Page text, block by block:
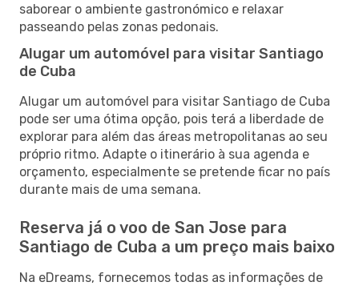
saborear o ambiente gastronómico e relaxar
passeando pelas zonas pedonais.
Alugar um automóvel para visitar Santiago
de Cuba
Alugar um automóvel para visitar Santiago de Cuba
pode ser uma ótima opção, pois terá a liberdade de
explorar para além das áreas metropolitanas ao seu
próprio ritmo. Adapte o itinerário à sua agenda e
orçamento, especialmente se pretende ficar no país
durante mais de uma semana.
Reserva já o voo de San Jose para
Santiago de Cuba a um preço mais baixo
Na eDreams, fornecemos todas as informações de